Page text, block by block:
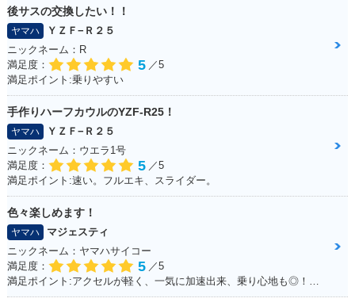
後サスの交換したい！！
ヤマハ
ＹＺＦ−Ｒ２５
ニックネーム：R
満足度：
5 ／5
満足ポイント:乗りやすい
手作りハーフカウルのYZF-R25！
ヤマハ
ＹＺＦ−Ｒ２５
ニックネーム：ウエラ1号
満足度：
5 ／5
満足ポイント:速い。フルエキ、スライダー。
色々楽しめます！
ヤマハ
マジェスティ
ニックネーム：ヤマハサイコー
満足度：
5 ／5
満足ポイント:アクセルが軽く、一気に加速出来、乗り心地も◎！見た目もかっこ良く、メットインも広くフルフェイスが2つ入ります！ カスタムパーツも多いので色々いじって楽しめます！